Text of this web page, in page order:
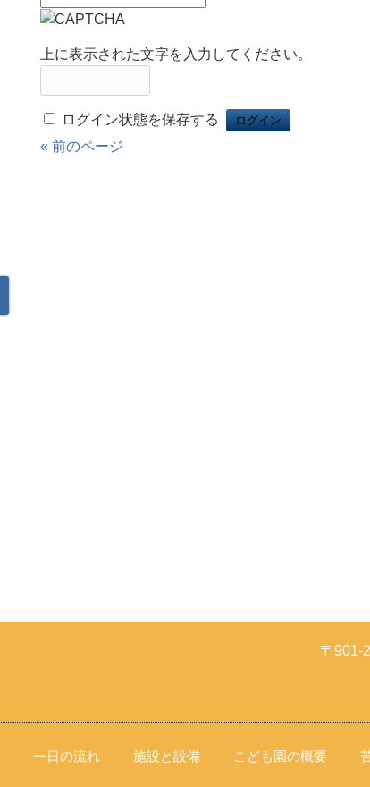
上に表示された文字を入力してください。
ログイン状態を保存する
« 前のページ
〒901-
一日の流れ 施設と設備 こども園の概要